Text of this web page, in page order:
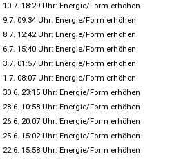
10.7. 18:29 Uhr: Energie/Form erhöhen
9.7. 09:34 Uhr: Energie/Form erhöhen
8.7. 12:42 Uhr: Energie/Form erhöhen
6.7. 15:40 Uhr: Energie/Form erhöhen
3.7. 01:57 Uhr: Energie/Form erhöhen
1.7. 08:07 Uhr: Energie/Form erhöhen
30.6. 23:15 Uhr: Energie/Form erhöhen
28.6. 10:58 Uhr: Energie/Form erhöhen
26.6. 20:07 Uhr: Energie/Form erhöhen
25.6. 15:02 Uhr: Energie/Form erhöhen
22.6. 15:58 Uhr: Energie/Form erhöhen